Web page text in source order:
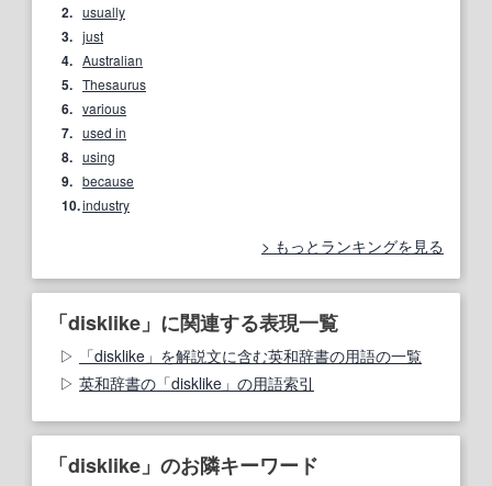
2. usually
3. just
4. Australian
5. Thesaurus
6. various
7. used in
8. using
9. because
10.industry
もっとランキングを見る
「disklike」に関連する表現一覧
「disklike」を解説文に含む英和辞書の用語の一覧
英和辞書の「disklike」の用語索引
「disklike」のお隣キーワード